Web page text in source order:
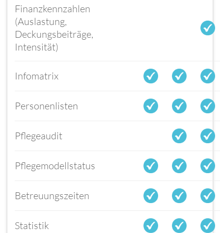
Finanzkennzahlen
(Auslastung,
Deckungsbeiträge,
Intensität)
Infomatrix
Personenlisten
Pflegeaudit
Pflegemodellstatus
Betreuungszeiten
Statistik